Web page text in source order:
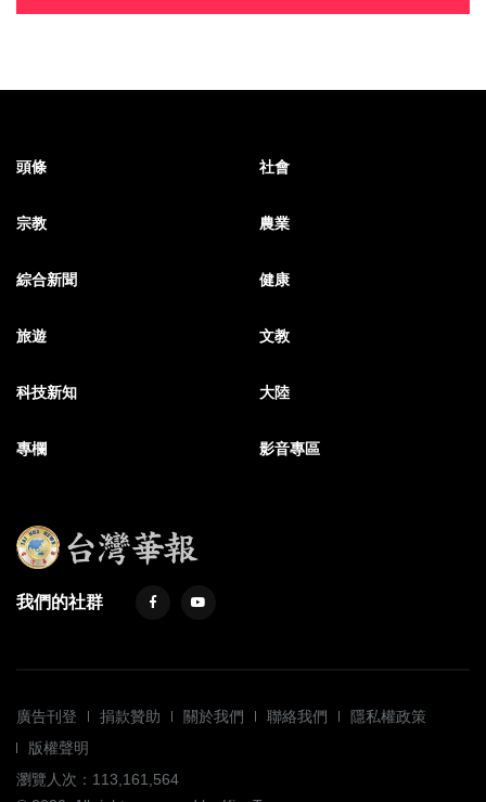
頭條 社會
宗教 農業
綜合新聞 健康
旅遊 文教
科技新知 大陸
專欄 影音專區
我們的社群
廣告刊登 捐款贊助 關於我們 聯絡我們
隱私權政策
版權聲明
瀏覽人次：113,161,564